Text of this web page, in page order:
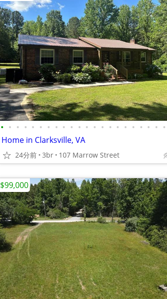
• • • • • • • • • • • • • • • • • • • • • •
Home in Clarksville, VA
24分前 3br 107 Marrow Street
$99,000